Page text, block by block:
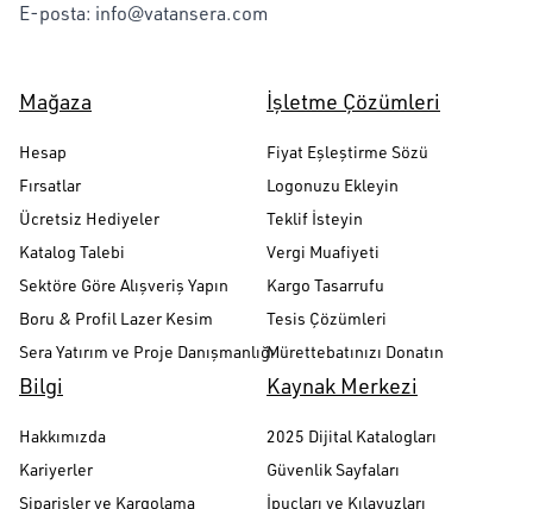
E-posta: info@vatansera.com
Mağaza
Hesap
Fırsatlar
Ücretsiz Hediyeler
Katalog Talebi
Sektöre Göre Alışveriş Yapın
Boru & Profil Lazer Kesim
Sera Yatırım ve Proje Danışmanlığı
İşletme Çözümleri
Fiyat Eşleştirme Sözü
Logonuzu Ekleyin
Teklif İsteyin
Vergi Muafiyeti
Kargo Tasarrufu
Tesis Çözümleri
Mürettebatınızı Donatın
Bilgi
Hakkımızda
Kariyerler
Siparişler ve Kargolama
Kaynak Merkezi
2025 Dijital Katalogları
Güvenlik Sayfaları
İpuçları ve Kılavuzları